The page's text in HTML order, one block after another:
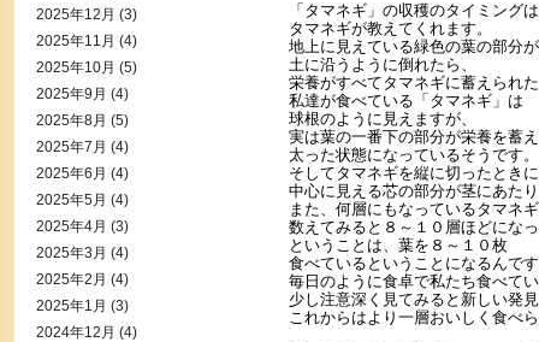
「タマネギ」の収穫のタイミングは
タマネギが教えてくれます。
地上に見えている緑色の葉の部分が
土に沿うように倒れたら、
栄養がすべてタマネギに蓄えられ
私達が食べている「タマネギ」は
球根のように見えますが、
実は葉の一番下の部分が栄養を蓄
太った状態になっているそうです。
そしてタマネギを縦に切ったときに
中心に見える芯の部分が茎にあた
また、何層にもなっているタマネ
数えてみると８～１０層ほどにな
ということは、葉を８～１０枚
食べているということになるんで
毎日のように食卓で私たち食べて
少し注意深く見てみると新しい発
これからはより一層おいしく食べ
2025年12月 (3)
2025年11月 (4)
2025年10月 (5)
2025年9月 (4)
2025年8月 (5)
2025年7月 (4)
2025年6月 (4)
2025年5月 (4)
2025年4月 (3)
2025年3月 (4)
2025年2月 (4)
2025年1月 (3)
2024年12月 (4)